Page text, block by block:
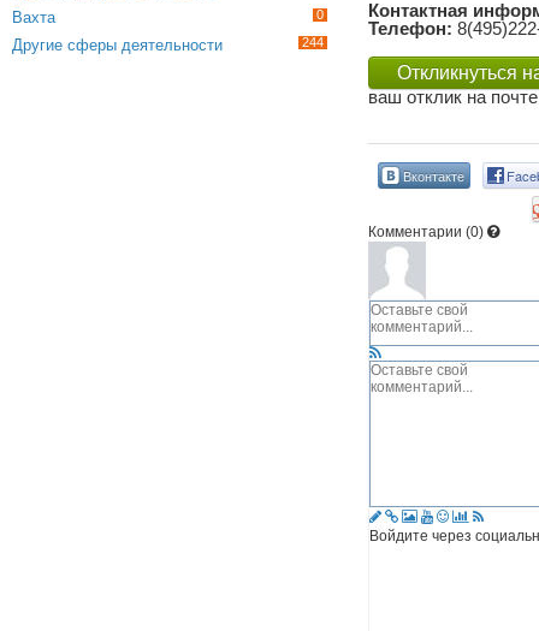
Вахта 0
Другие сферы деятельности 244
Контактная
Телефон:
Откликнуться
ваш отклик на почте
Вконтакте
Комментарии (0)
Войдите через